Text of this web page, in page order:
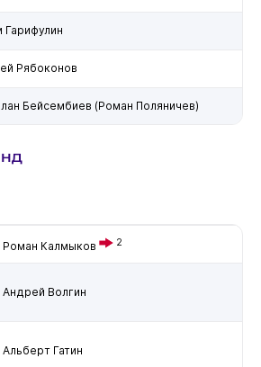
Гарифулин
Рябоконов
Бейсембиев (Роман Поляничев)
Роман Калмыков 2
Андрей Волгин
Альберт Гатин